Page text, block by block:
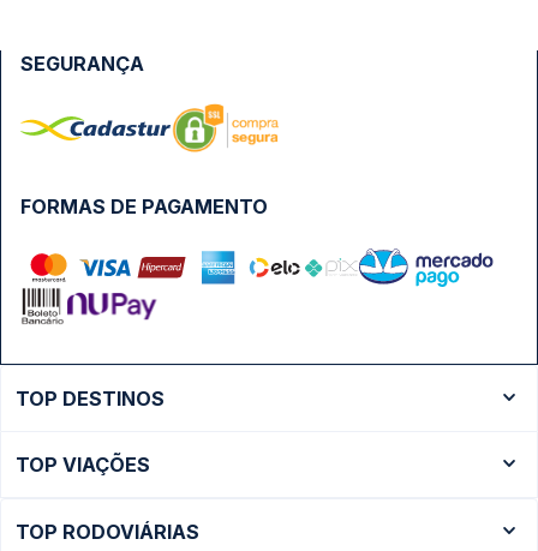
FORMAS DE PAGAMENTO
SEGURANÇA
TOP DESTINOS
Ônibus São Paulo
TOP VIAÇÕES
TOP RODOVIÁRIAS